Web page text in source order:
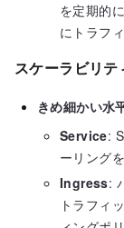
を定期的
にトラフ
スケーラビリテ
きめ細かい水
Service:
ーリング
Ingress:
トラフィ